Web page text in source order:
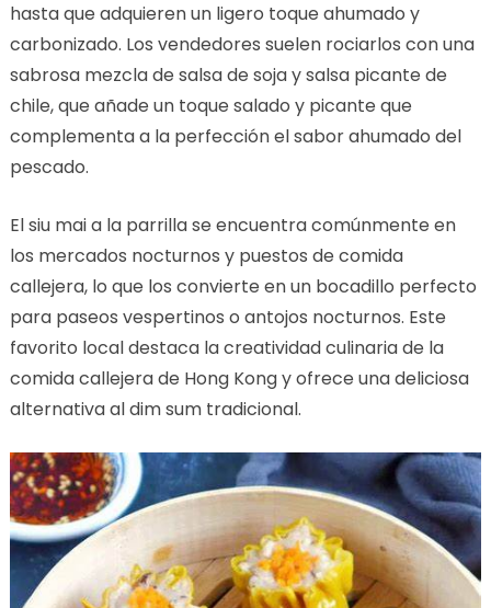
hasta que adquieren un ligero toque ahumado y
carbonizado. Los vendedores suelen rociarlos con una
sabrosa mezcla de salsa de soja y salsa picante de
chile, que añade un toque salado y picante que
complementa a la perfección el sabor ahumado del
pescado.
El siu mai a la parrilla se encuentra comúnmente en
los mercados nocturnos y puestos de comida
callejera, lo que los convierte en un bocadillo perfecto
para paseos vespertinos o antojos nocturnos. Este
favorito local destaca la creatividad culinaria de la
comida callejera de Hong Kong y ofrece una deliciosa
alternativa al dim sum tradicional.